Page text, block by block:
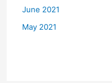
June 2021
May 2021